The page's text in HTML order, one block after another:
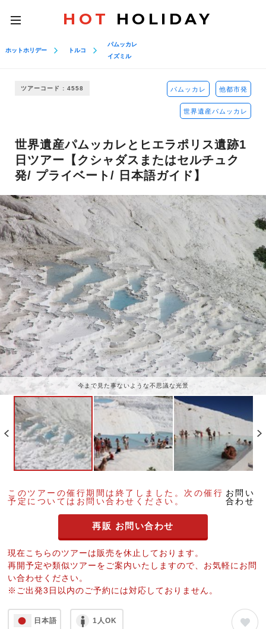
toggle
navigation
HOT HOLIDAY
ホットホリデー トルコ
パムッカレ
イズミル
ツアーコード : 4558 パムッカレ 他都市発
世界遺産パムッカレ
世界遺産パムッカレとヒエラポリス遺跡1
日ツアー【クシャダスまたはセルチュク
発/ プライベート/ 日本語ガイド】
今まで見た事ないような不思議な光景
このツアーの催行期間は終了しました。 次の催行
予定についてはお問い合わせください。
お問い
合わせ
再販 お問い合わせ
現在こちらのツアーは販売を休止しております。
再開予定や類似ツアーをご案内いたしますので、お気軽にお問
い合わせください。
※ご出発3日以内のご予約には対応しておりません。
日本語 1人OK